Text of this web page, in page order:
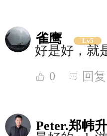
雀鹰 Lv5
好是好，就
0 回复
Peter.郑帏升